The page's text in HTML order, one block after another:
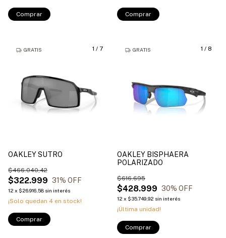
Comprar Comprar
1 / 7
GRATIS
OAKLEY SUTRO
$322.999
$466.040,42
31% OFF
12 x $26.916,58 sin interés
¡Solo quedan 4 en stock!
Comprar
1 / 8
GRATIS
OAKLEY BISPHAERA
POLARIZADO
$428.999
$616.695
30% OFF
12 x $35.749,92 sin interés
¡Última unidad!
Comprar